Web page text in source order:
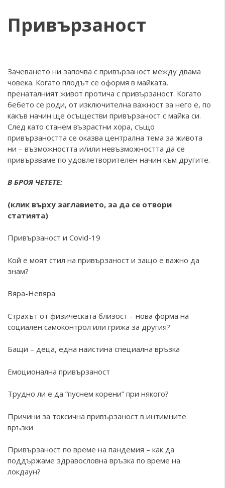
Привързаност
Зачеването ни започва с привързаност между двама
човека. Когато плодът се оформя в майката,
пренаталният живот протича с привързаност. Когато
бебето се роди, от изключителна важност за него е, по
какъв начин ще осъществи привързаност с майка си.
След като станем възрастни хора, също
привързаността се оказва централна тема за живота
ни – възможността и/или невъзможността да се
привързваме по удовлетворителен начин към другите.
В БРОЯ ЧЕТЕТЕ:
(клик върху заглавието, за да се отвори
статията)
Привързаност и Covid-19
Кой е моят стил на привързаност и защо е важно да
знам?
Вяра-Невяра
Страхът от физическата близост – нова форма на
социален самоконтрол или грижа за другия?
Бащи – деца, една наистина специална връзка
Емоционална привързаност
Трудно ли е да “пуснем корени” при някого?
Причини за токсична привързаност в интимните
връзки
Привързаност по време на пандемия – как да
поддържаме здравословна връзка по време на
локдаун?